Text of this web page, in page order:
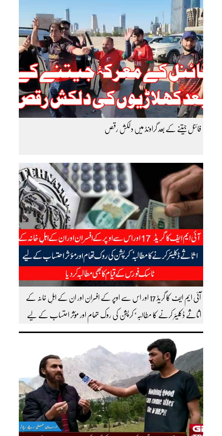
فائنل جیتنے کے بعد گراونڈ میں دلکش رقص
آئی ایم ایف کا گریڈ 17 اور اس سے اوپر کے افسران اور ان کے اہلِ خانہ کے
اثاثے ڈکلیئر کرنے کا مطالبہ‘ کرپشن کی روک تھام اور مؤثر احتساب کے لیے
ٹاسک فورس کے قیام کا بھی مطالبہ کردیا